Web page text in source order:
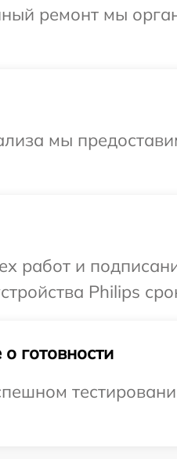
ремонт мы
мы
работ и
Philips
готовности